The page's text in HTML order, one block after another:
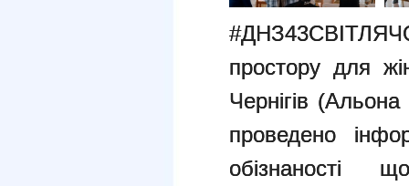
простору для
Чернігів
проведено
обізнаності